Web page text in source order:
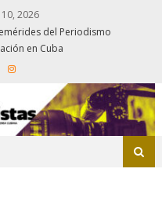
2026
del Periodismo
en Cuba